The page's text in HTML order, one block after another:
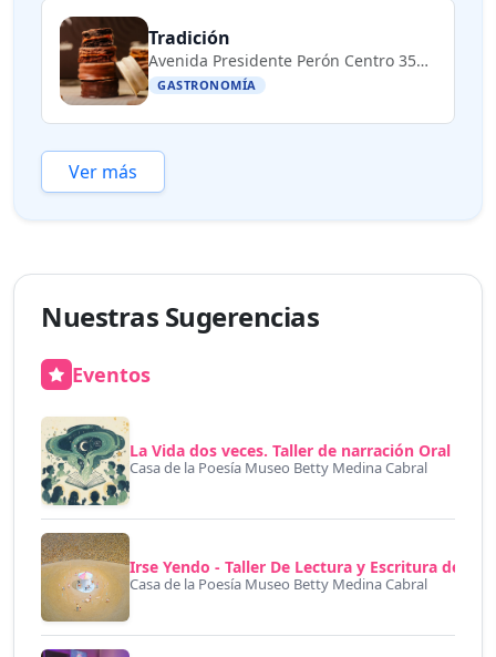
Tradición
Avenida Presidente Perón Centro 354, Río Cuarto, Córdoba, Argentina
GASTRONOMÍA
Ver más
Nuestras Sugerencias
Eventos
La Vida dos veces. Taller de narración Oral
Casa de la Poesía Museo Betty Medina Cabral
Irse Yendo - Taller De Lectura y Escritura de
Casa de la Poesía Museo Betty Medina Cabral